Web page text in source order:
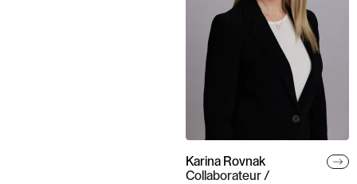
Karina Rovnak
Collaborateur /